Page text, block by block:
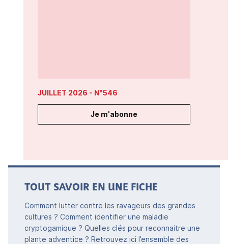
JUILLET 2026 - N°546
Je m'abonne
TOUT SAVOIR EN UNE FICHE
Comment lutter contre les ravageurs des grandes
cultures ? Comment identifier une maladie
cryptogamique ? Quelles clés pour reconnaitre une
plante adventice ? Retrouvez ici l’ensemble des